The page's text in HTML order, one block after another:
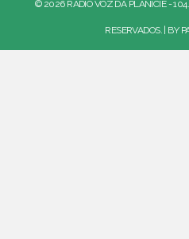
© 2026 RÁDIO VOZ DA PLANÍCIE -
RESERVADOS. | BY